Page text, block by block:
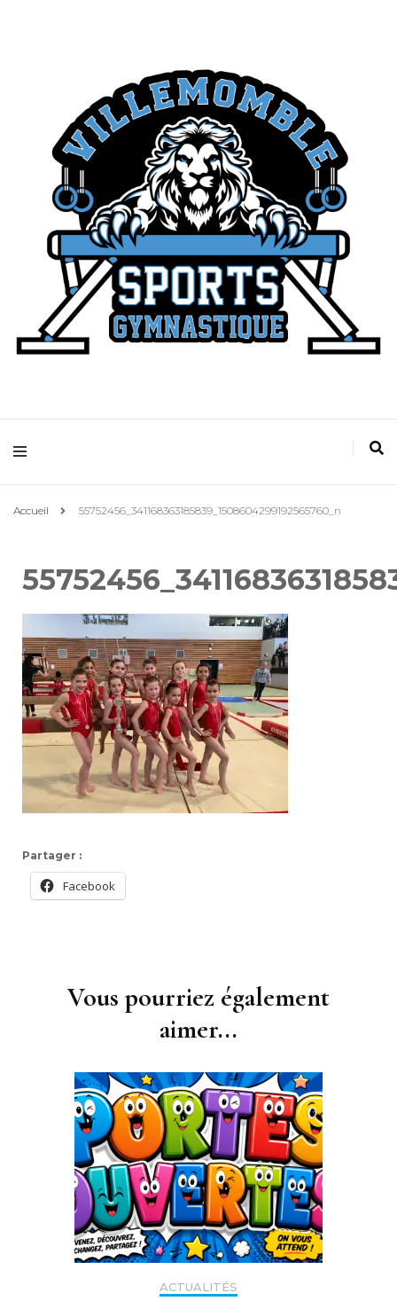
Villemomble
Gymnastique
Accueil 55752456_341168363185839_1508604299192565760_n
Partager :
Facebook
Vous pourriez également
aimer...
ACTUALITÉS